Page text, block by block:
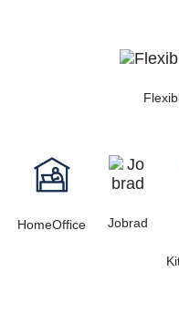
HomeOffice Jobrad